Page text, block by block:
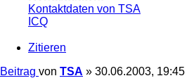
Kontaktdaten von TSA
ICQ
Zitieren
Beitrag von TSA » 30.06.2003, 19:45